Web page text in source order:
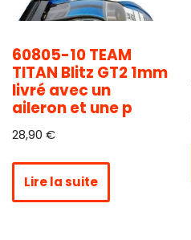
60805-10 TEAM
TITAN Blitz GT2 1mm
livré avec un
aileron et une p
28,90 €
Lire la suite